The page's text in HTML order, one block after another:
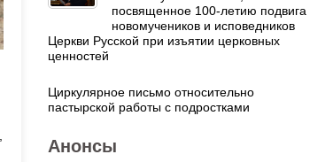
посвященное 100-летию подвига
новомучеников и исповедников
Церкви Русской при изъятии церковных
ценностей
Циркулярное письмо относительно
пастырской работы с подростками
Анонсы